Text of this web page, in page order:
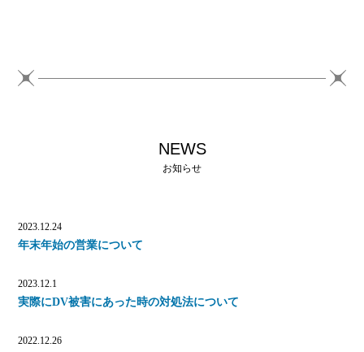
NEWS
お知らせ
2023.12.24
年末年始の営業について
2023.12.1
実際にDV被害にあった時の対処法について
2022.12.26